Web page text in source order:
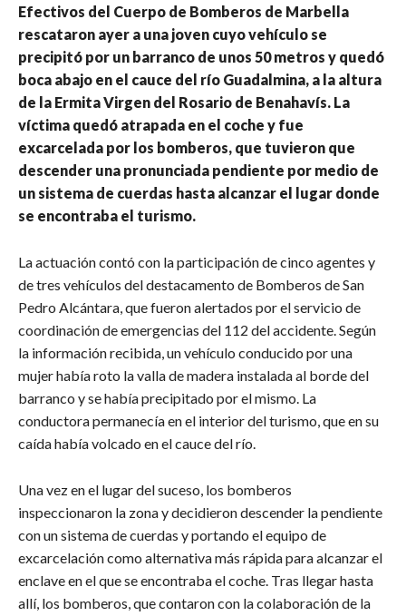
Efectivos del Cuerpo de Bomberos de Marbella
rescataron ayer a una joven cuyo vehículo se
precipitó por un barranco de unos 50 metros y quedó
boca abajo en el cauce del río Guadalmina, a la altura
de la Ermita Virgen del Rosario de Benahavís. La
víctima quedó atrapada en el coche y fue
excarcelada por los bomberos, que tuvieron que
descender una pronunciada pendiente por medio de
un sistema de cuerdas hasta alcanzar el lugar donde
se encontraba el turismo.
La actuación contó con la participación de cinco agentes y
de tres vehículos del destacamento de Bomberos de San
Pedro Alcántara, que fueron alertados por el servicio de
coordinación de emergencias del 112 del accidente. Según
la información recibida, un vehículo conducido por una
mujer había roto la valla de madera instalada al borde del
barranco y se había precipitado por el mismo. La
conductora permanecía en el interior del turismo, que en su
caída había volcado en el cauce del río.
Una vez en el lugar del suceso, los bomberos
inspeccionaron la zona y decidieron descender la pendiente
con un sistema de cuerdas y portando el equipo de
excarcelación como alternativa más rápida para alcanzar el
enclave en el que se encontraba el coche. Tras llegar hasta
allí, los bomberos, que contaron con la colaboración de la